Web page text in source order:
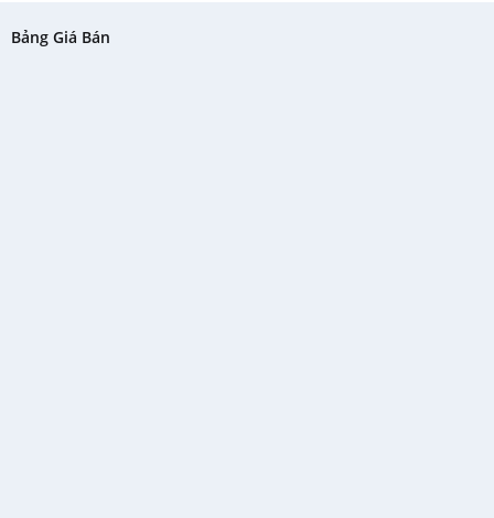
Bảng Giá Bán